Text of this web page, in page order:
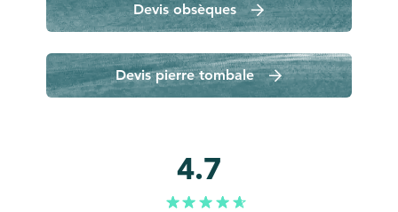
Devis obsèques
Devis pierre tombale
4.7